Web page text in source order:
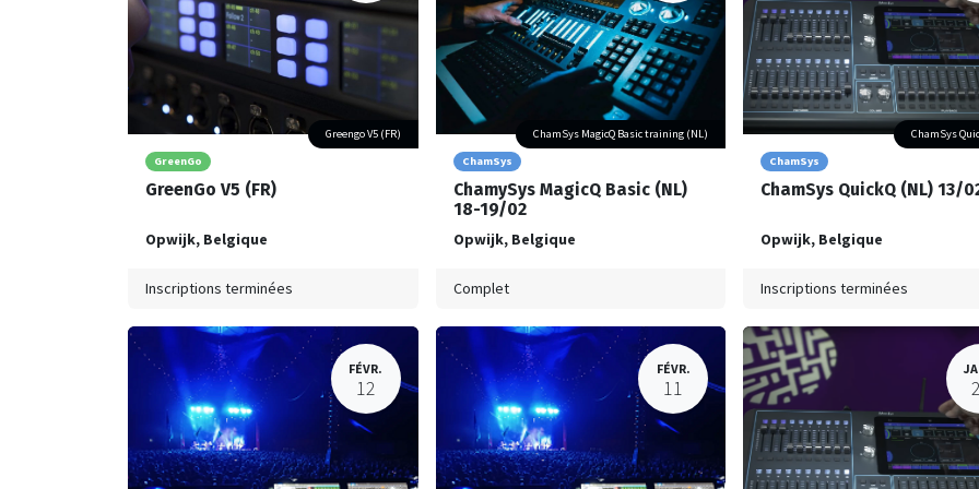
GreenGo
GreenGo V5 (FR)
Greengo V5 (FR)
Opwijk, Belgique
Inscriptions terminées
ChamSys
ChamySys MagicQ Basic (NL)
18-19/02
ChamSys MagicQ Basic training (NL)
Opwijk, Belgique
Complet
ChamSys
ChamSys QuickQ (NL) 13/
ChamSys
Opwijk, Belgique
Inscriptions terminées
FÉVR.
12
FÉVR.
11